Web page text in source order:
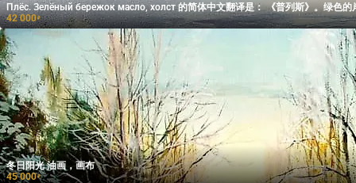
Плёс. Зелёный бережок масло, холст 的简体中
42 000₽
冬日阳光 油画，画布
45 000₽